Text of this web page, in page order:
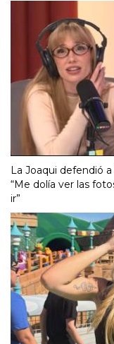
La Joaqui defendió
“Me dolía ver las
ir”